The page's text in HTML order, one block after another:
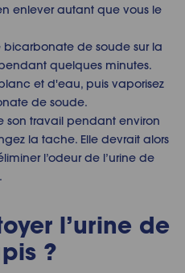
enlever autant que vous le
de soude sur la
quelques minutes.
et d'eau, puis vaporisez
de soude.
son travail pendant environ
la tache. Elle devrait alors
l’odeur de l’urine de
l’urine de
?